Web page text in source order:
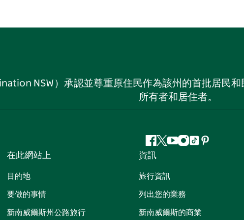
NSW）承認並尊重原住民作為該州的首批居民
所有者和居住者。
Facebook
嘰
喳
喳
Youtube
Instagram
抖 Pinterest
在此網站上
目的地
要做的事情
新南威爾斯州公路旅行
資訊
旅行資訊
列出您的業務
新南威爾斯的商業